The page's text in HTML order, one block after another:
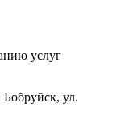
услуг
Бобруйск, ул.